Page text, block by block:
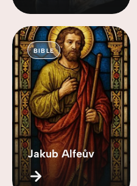
BIBLE
Jakub Alfeův